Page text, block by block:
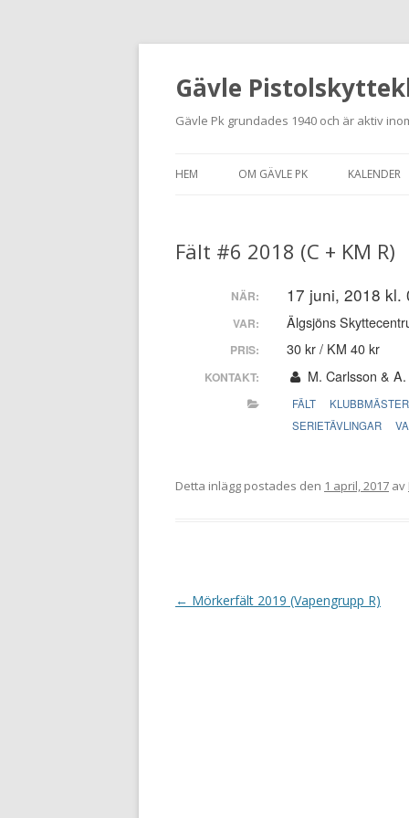
Gävle
Gävle Pk grundades 1940 och är aktiv
HEM OM GÄVLE PK
NYBÖRJARE
MEDLEMSANSÖKAN
KONTAKT
KALENDER
Fält #6 2018 (C + KM R)
NÄR: 17 juni, 2018 kl.
VAR: Älgsjöns
PRIS: 30 kr / KM 40 kr
KONTAKT: M. Carlsson &
FÄLT
SERIETÄVLINGAR
Detta inlägg postades den 1 april, 2017 av
I← Mörkerfält 2019 (Vapengrupp R)